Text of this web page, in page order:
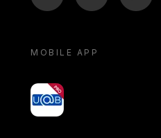
MOBILE APP
yoU@B